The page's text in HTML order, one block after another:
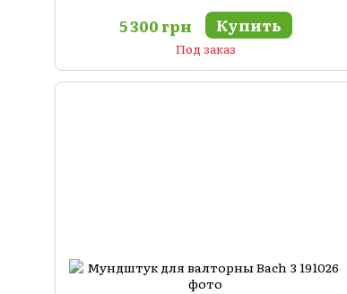
5 300 грн Купить
Под заказ